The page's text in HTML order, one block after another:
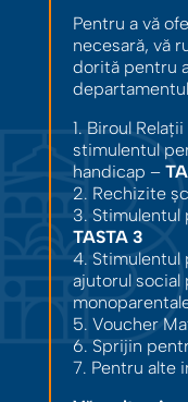
Pentru a vă
necesară, vă
dorită pentru
1. Biroul
stimulentul
handicap –
2. Rechizite
3.
TASTA 3
4. Stimulentul
ajutorul social
5. Voucher
6. Sprijin
7. Pentru alte